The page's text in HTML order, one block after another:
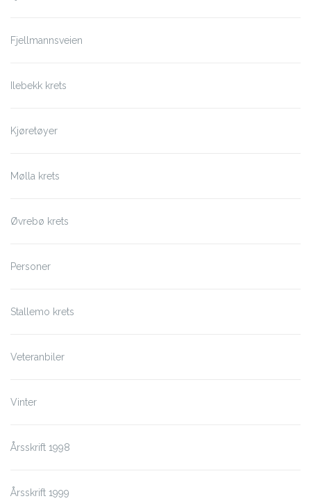
Fjellmannsveien
Ilebekk krets
Kjøretøyer
Mølla krets
Øvrebø krets
Personer
Stallemo krets
Veteranbiler
Vinter
Årsskrift 1998
Årsskrift 1999